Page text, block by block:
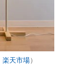
楽天市場）